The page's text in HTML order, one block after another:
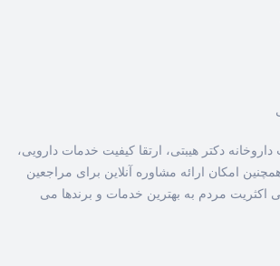
دکتر هیبتی، ارتقا کیفیت خدمات دارویی،
امکان ارائه مشاوره آنلاین برای مراجعین
مردم به بهترین خدمات و برندها می